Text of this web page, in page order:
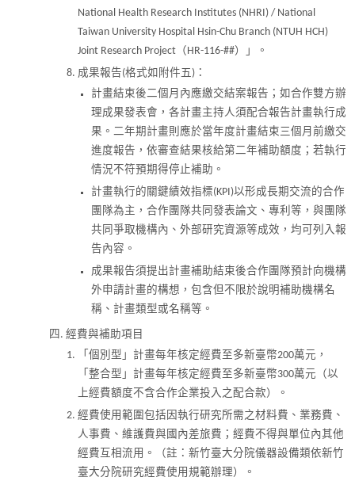
National Health Research Institutes (NHRI) / National
Taiwan University Hospital Hsin-Chu Branch (NTUH HCH)
Joint Research Project（HR-116-##）」。
成果報告(格式如附件五)：
計畫結束後二個月內應繳交結案報告；如合作雙方辦
理成果發表會，各計畫主持人須配合報告計畫執行成
果。二年期計畫則應於當年度計畫結束三個月前繳交
進度報告，依審查結果核給第二年補助額度；若執行
情況不符預期得停止補助。
計畫執行的關鍵績效指標(KPI)以形成長期交流的合作
團隊為主，合作團隊共同發表論文、專利等，與團隊
共同爭取機構內、外部研究資源等成效，均可列入報
告內容。
成果報告須提出計畫補助結束後合作團隊預計向機構
外申請計畫的構想，包含但不限於說明補助機構名
稱、計畫類型或名稱等。
經費與補助項目
「個別型」計畫每年核定經費至多新臺幣200萬元，
「整合型」計畫每年核定經費至多新臺幣300萬元（以
上經費額度不含合作企業投入之配合款）。
經費使用範圍包括因執行研究所需之材料費、業務費、
人事費、維護費與國內差旅費；經費不得與單位內其他
經費互相流用。（註：新竹臺大分院儀器設備類依新竹
臺大分院研究經費使用規範辦理）。